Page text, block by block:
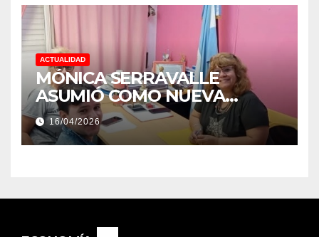
ACTUALIDAD
MÓNICA SERRAVALLE
ASUMIÓ COMO NUEVA
DIRECTORA DEL E.E.S. N° 82
«RENÉ FAVALORO» DE
BASAIL.
16/04/2026